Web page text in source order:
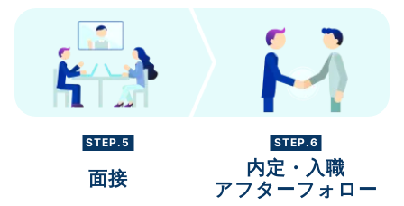
STEP.5
面接
STEP.6
内定・入職
アフターフォロー